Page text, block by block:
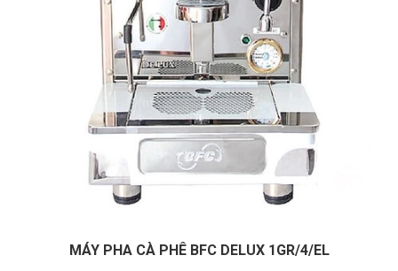
MÁY PHA CÀ PHÊ BFC DELUX 1GR/4/EL